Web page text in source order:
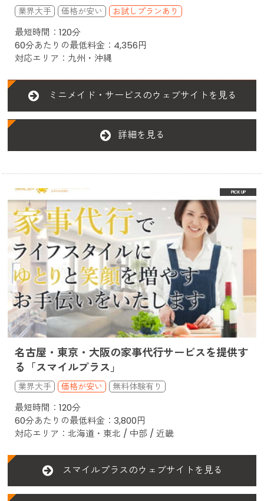
お試しプランあり
最短時間：120分
60分あたりの最低料金：4,356円
対応エリア：九州・沖縄
ミニメイド・サービスのウェブサイトを見る
詳細を見る
名古屋・東京・大阪の家事代行サービスを提供す
る「スマイルプラス」
価格が安い
最短時間：120分
60分あたりの最低料金：3,800円
対応エリア：北海道・東北 / 中部 / 近畿
スマイルプラスのウェブサイトを見る